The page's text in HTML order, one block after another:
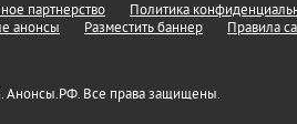
партнерство
Политика
анонсы Разместить баннер Правила
Анонсы.РФ. Все права защищены.